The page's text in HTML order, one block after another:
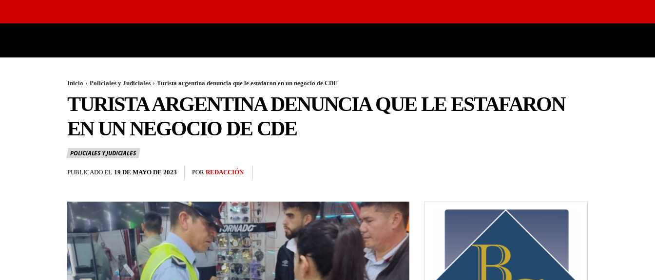
Inicio Policiales y Judiciales Turista argentina denuncia que le estafaron en un negocio de CDE
TURISTA ARGENTINA DENUNCIA QUE LE ESTAFARON
EN UN NEGOCIO DE CDE
POLICIALES Y JUDICIALES
PUBLICADO EL 19 DE MAYO DE 2023 POR REDACCIÓN